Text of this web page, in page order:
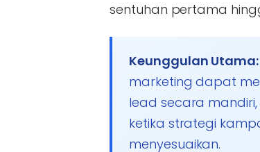
sentuhan pertama
Keunggulan Utama:
marketing dapat
lead secara
ketika strategi
menyesuaikan.